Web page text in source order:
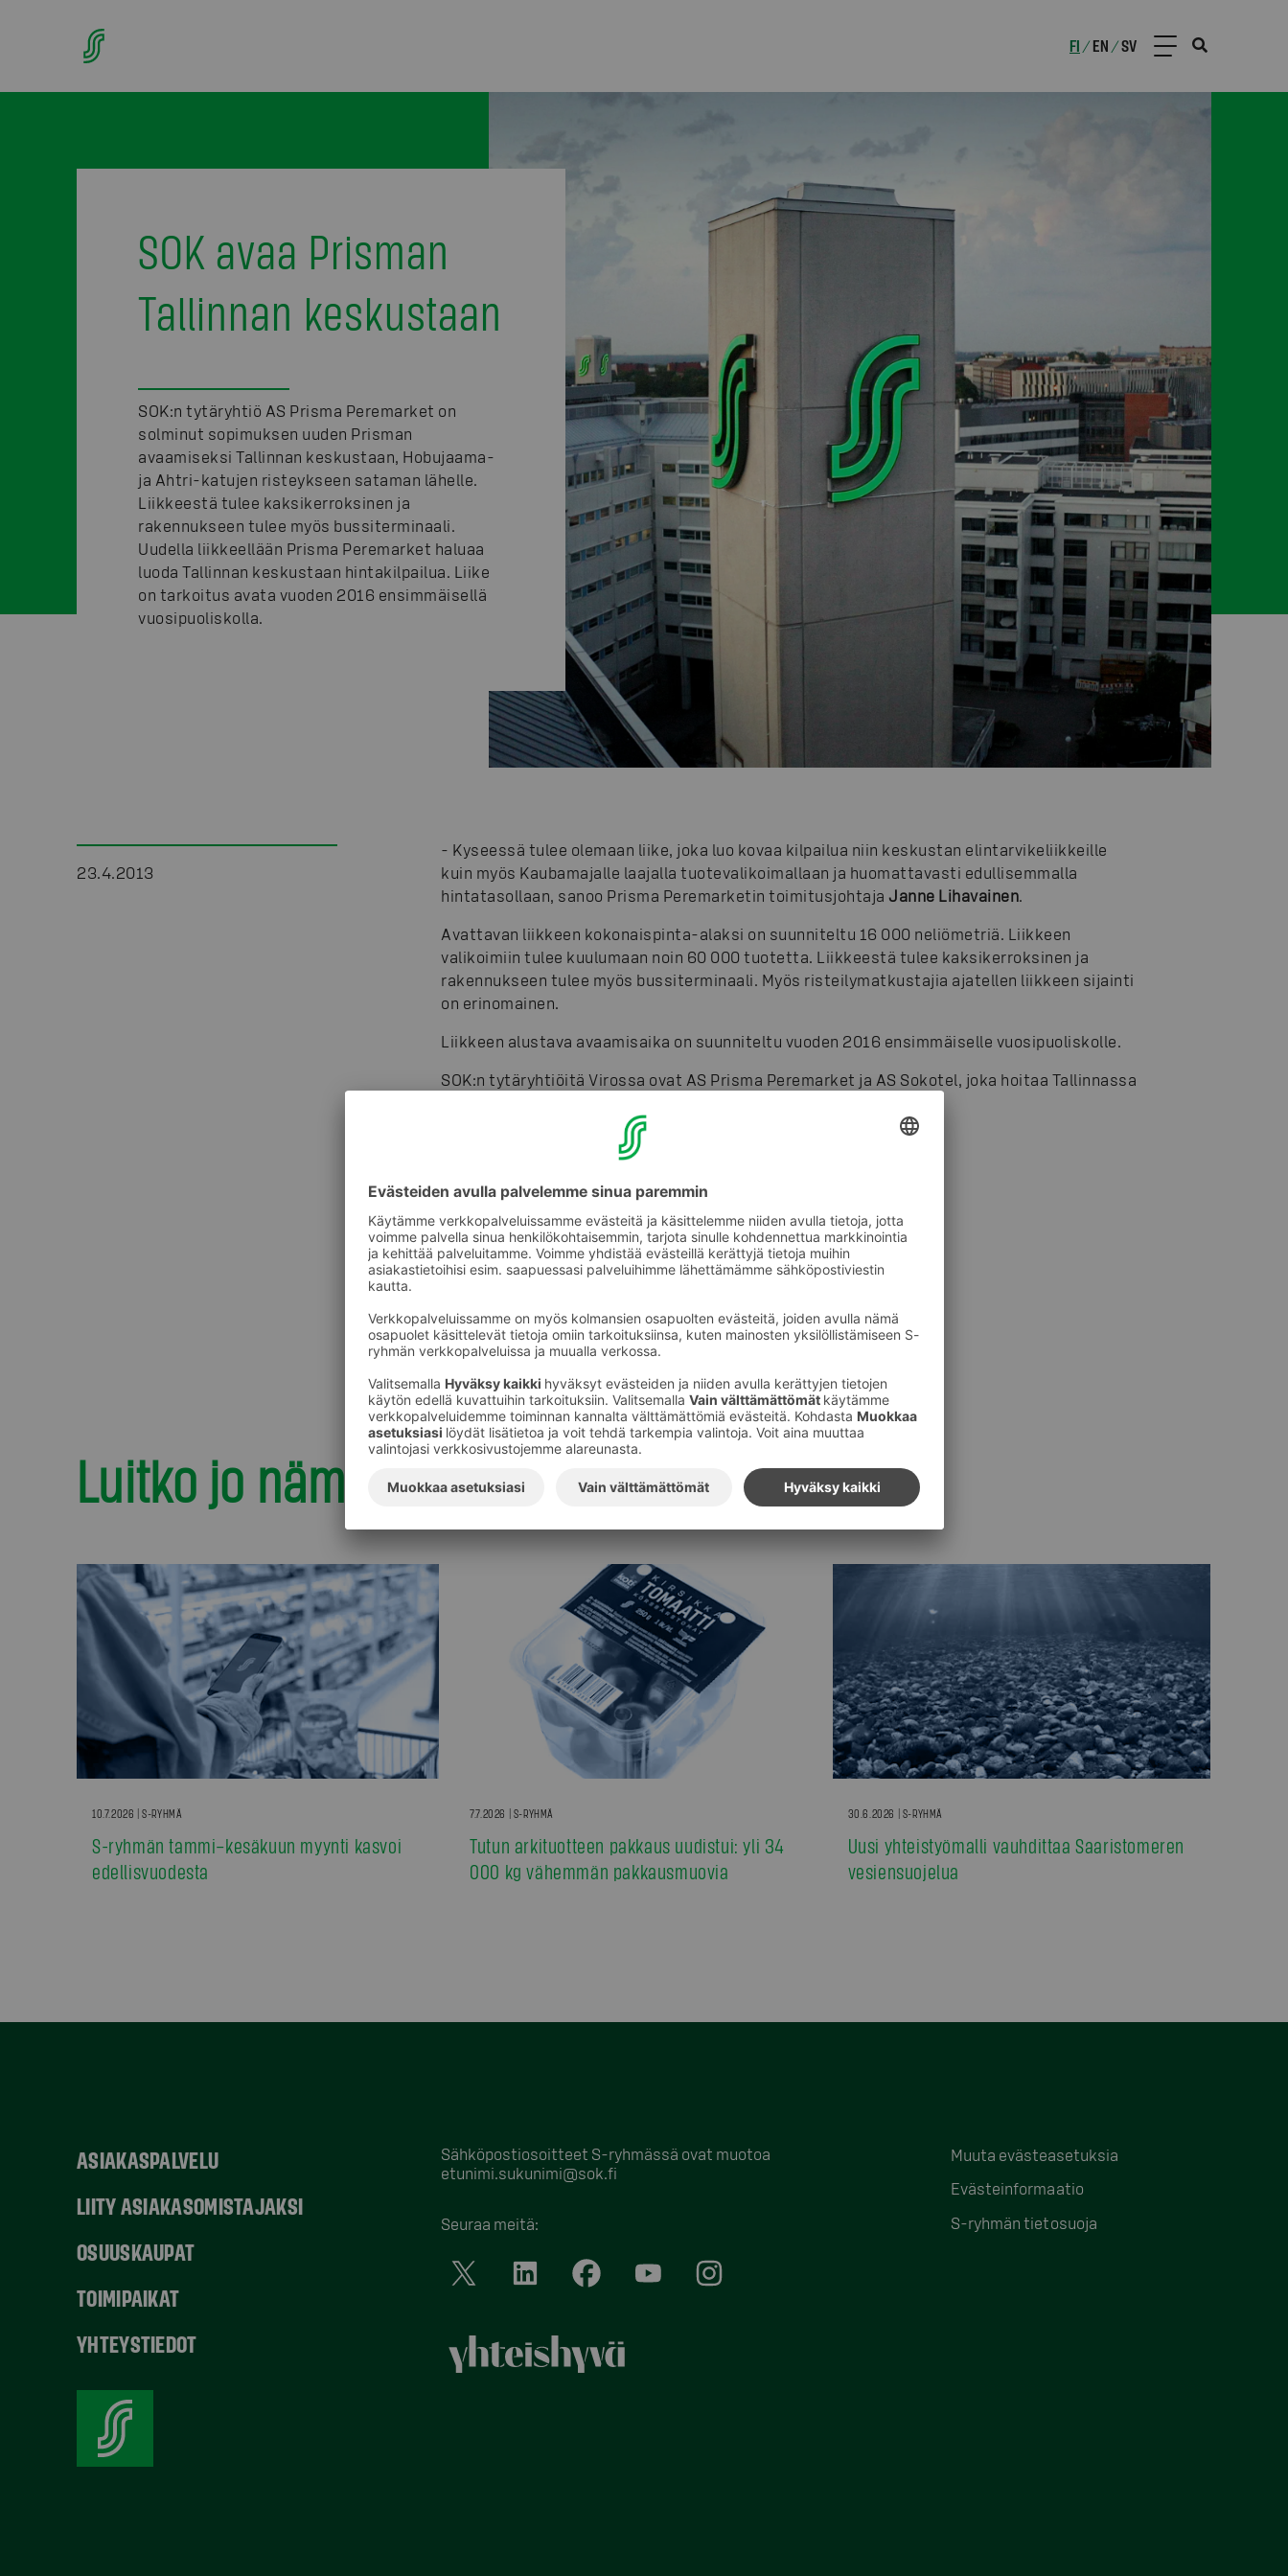
FI /EN /SV
SOK avaa Prisman
Tallinnan keskustaan
SOK:n tytäryhtiö AS Prisma Peremarket on
solminut sopimuksen uuden Prisman
avaamiseksi Tallinnan keskustaan, Hobujaama-
ja Ahtri-katujen risteykseen sataman lähelle.
Liikkeestä tulee kaksikerroksinen ja
rakennukseen tulee myös bussiterminaali.
Uudella liikkeellään Prisma Peremarket haluaa
luoda Tallinnan keskustaan hintakilpailua. Liike
on tarkoitus avata vuoden 2016 ensimmäisellä
vuosipuoliskolla.
23.4.2013
- Kyseessä tulee olemaan liike, joka luo kovaa kilpailua niin keskustan elintarvikeliikkeille
kuin myös Kaubamajalle laajalla tuotevalikoimallaan ja huomattavasti edullisemmalla
hintatasollaan, sanoo Prisma Peremarketin toimitusjohtaja Janne Lihavainen.
Avattavan liikkeen kokonaispinta-alaksi on suunniteltu 16 000 neliömetriä. Liikkeen
valikoimiin tulee kuulumaan noin 60 000 tuotetta. Liikkeestä tulee kaksikerroksinen ja
rakennukseen tulee myös bussiterminaali. Myös risteilymatkustajia ajatellen liikkeen sijainti
on erinomainen.
Liikkeen alustava avaamisaika on suunniteltu vuoden 2016 ensimmäiselle vuosipuoliskolle.
SOK:n tytäryhtiöitä Virossa ovat AS Prisma Peremarket ja AS Sokotel, joka hoitaa Tallinnassa
Luitko jo nämä?
10.7.2026 | S-RYHMÄ
S-ryhmän tammi–kesäkuun myynti kasvoi
edellisvuodesta
7.7.2026 | S-RYHMÄ
Tutun arkituotteen pakkaus uudistui: yli 34
000 kg vähemmän pakkausmuovia
30.6.2026 | S-RYHMÄ
Uusi yhteistyömalli vauhdittaa Saaristomeren
vesiensuojelua
ASIAKASPALVELU
LIITY ASIAKASOMISTAJAKSI
OSUUSKAUPAT
TOIMIPAIKAT
YHTEYSTIEDOT
Sähköpostiosoitteet S-ryhmässä ovat muotoa
etunimi.sukunimi@sok.fi
Seuraa meitä:
Muuta evästeasetuksia
Evästeinformaatio
S-ryhmän tietosuoja